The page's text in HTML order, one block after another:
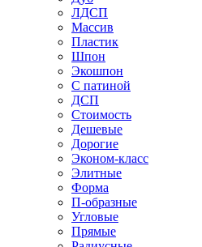
ЛДСП
Массив
Пластик
Шпон
Экошпон
С патиной
ДСП
Стоимость
Дешевые
Дорогие
Эконом-класс
Элитные
Форма
П-образные
Угловые
Прямые